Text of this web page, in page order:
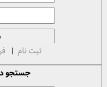
ثبت نام |
جستجو